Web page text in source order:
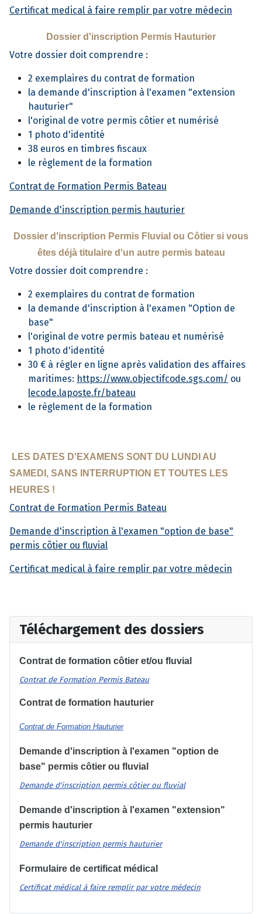
Certificat medical à faire remplir par votre médecin
Dossier d'inscription Permis Hauturier
Votre dossier doit comprendre :
2 exemplaires du contrat de formation
la demande d'inscription à l'examen "extension
hauturier"
l'original de votre permis côtier et numérisé
1 photo d'identité
38 euros en timbres fiscaux
le règlement de la formation
Contrat de Formation Permis Bateau
Demande d'inscription permis hauturier
Dossier d'inscription Permis Fluvial ou Côtier si vous
êtes déjà titulaire d'un autre permis bateau
Votre dossier doit comprendre :
2 exemplaires du contrat de formation
la demande d'inscription à l'examen "Option de
base"
l'original de votre permis bateau et numérisé
1 photo d'identité
30 € à régler en ligne après validation des affaires
maritimes: https://www.objectifcode.sgs.com/ ou
lecode.laposte.fr/bateau
le règlement de la formation
LES DATES D'EXAMENS SONT DU LUNDI AU
SAMEDI, SANS INTERRUPTION ET TOUTES LES
HEURES !
Contrat de Formation Permis Bateau
Demande d'inscription à l'examen "option de base"
permis côtier ou fluvial
Certificat medical à faire remplir par votre médecin
Téléchargement des dossiers
Contrat de formation côtier et/ou fluvial
Contrat de Formation Permis Bateau
Contrat de formation hauturier
Contrat de Formation Hauturier
Demande d'inscription à l'examen "option de
base" permis côtier ou fluvial
Demande d'inscription permis côtier ou fluvial
Demande d'inscription à l'examen "extension"
permis hauturier
Demande d'inscription permis hauturier
Formulaire de certificat médical
Certificat médical à faire remplir par votre médecin